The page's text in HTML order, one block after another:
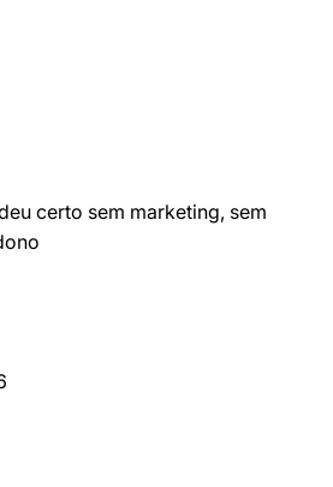
certo sem marketing, sem